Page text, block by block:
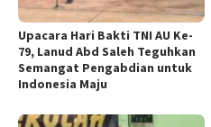
Upacara Hari Bakti TNI AU Ke-
79, Lanud Abd Saleh Teguhkan
Semangat Pengabdian untuk
Indonesia Maju